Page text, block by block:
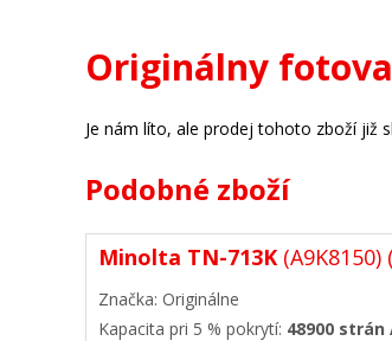
Originálny
Je nám líto, ale prodej tohoto zboží již
Podobné zboží
Minolta TN-713K (A9K8150)
Značka: Originálne
Kapacita pri 5 % pokrytí: 48900 strán